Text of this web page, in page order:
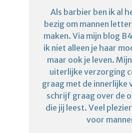
Als barbier ben ik al
bezig om mannen
maken. Via mijn blog
ik niet alleen je haar
maar ook je leven.
uiterlijke verzorging
graag met de innerlijke
schrijf graag over de
die jij leest. Veel
voor